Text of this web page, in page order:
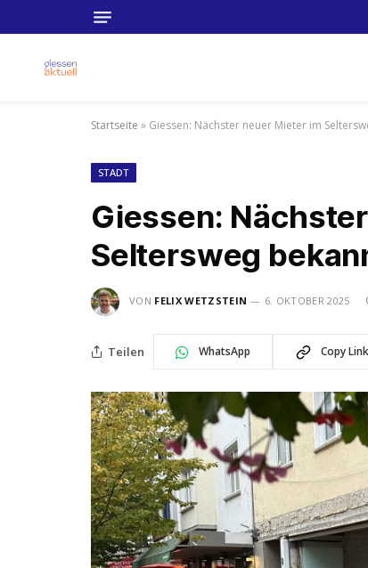
Startseite » Giessen: Nächster neuer Mieter im
STADT
Giessen:
Seltersweg
VON FELIX WETZSTEIN 6. OKTOBER 2025
Teilen WhatsApp Copy Link